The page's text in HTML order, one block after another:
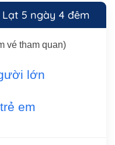
5 ngày 4 đêm
vé tham quan)
lớn
em